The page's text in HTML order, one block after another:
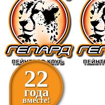
22
года
вместе!